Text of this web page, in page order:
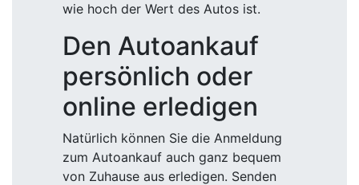
wie hoch der Wert des Autos ist.
Den Autoankauf
persönlich oder
online erledigen
Natürlich können Sie die Anmeldung
zum Autoankauf auch ganz bequem
von Zuhause aus erledigen. Senden